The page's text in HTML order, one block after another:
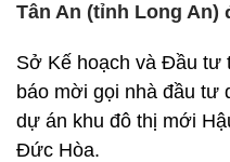
Tân An (tỉnh Long An)
Sở Kế hoạch và Đầu tư
báo mời gọi nhà đầu tư
dự án khu đô thị mới
Đức Hòa.